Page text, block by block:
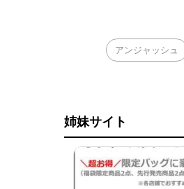
アンジャッシュ
姉妹サイト